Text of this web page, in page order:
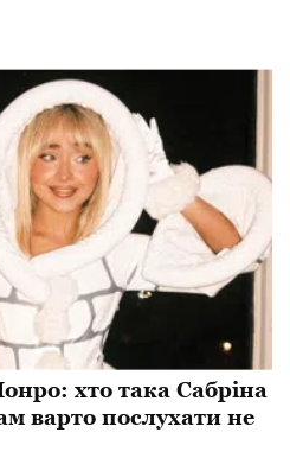
хто така Сабріна
варто послухати не